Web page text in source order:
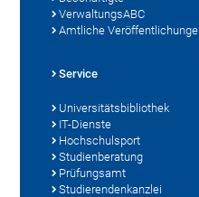
VerwaltungsABC
Amtliche
Service
Universitätsbibliothek
IT-Dienste
Hochschulsport
Studienberatung
Prüfungsamt
Studierendenkanzlei